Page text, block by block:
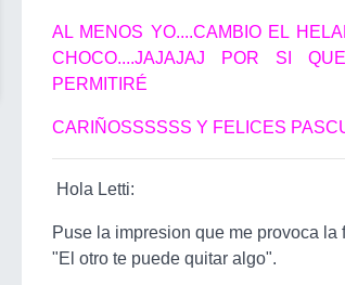
AL MENOS YO....CAMBIO EL
CHOCO....JAJAJAJ POR SI
PERMITIRÉ
CARIÑOSSSSSS Y FELICES
Hola Letti:
Puse la impresion que me provoca
"El otro te puede quitar algo".